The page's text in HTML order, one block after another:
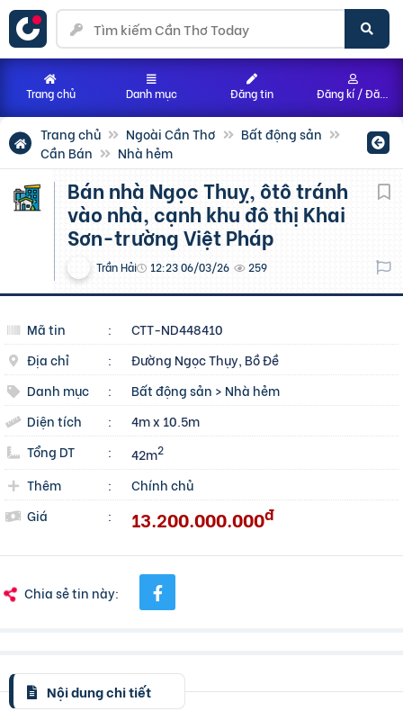
Trang chủ Ngoài Cần Thơ
Bất động sản
Cần Bán
Nhà hẻm
bán nhà Ngọc Thuỵ, ôtô tránh
vào nhà, cạnh khu đô thị Khai
Sơn-trường Việt Pháp
Trần Hải 12:23 06/03/26 259
Mã tin :
CTT-ND448410
Địa chỉ
:
Đường Ngọc Thụy, Bồ Đề
Danh mục
: Bất động sản > Nhà hẻm
Diện tích
:
4m x 10.5m
Tổng DT
: 42m2
Thêm :
Chính chủ
Giá
: 13.200.000.000đ
Chia sẻ tin này:
Nội dung chi tiết
Trang chủ Danh mục Đăng tin